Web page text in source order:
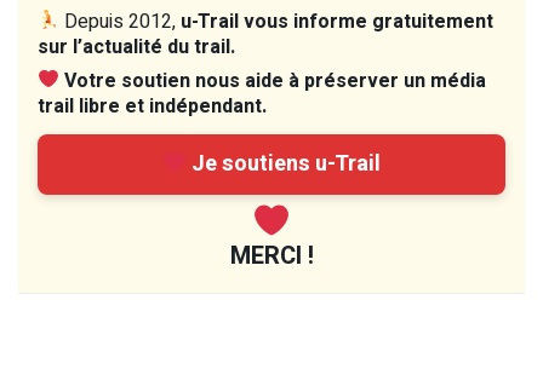
Depuis 2012, u-Trail vous informe gratuitement
sur l’actualité du trail.
Votre soutien nous aide à préserver un média
trail libre et indépendant.
Je soutiens u-Trail
MERCI !